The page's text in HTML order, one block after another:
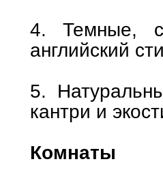
4. Темные,
английский
5.
кантри и
Комнаты